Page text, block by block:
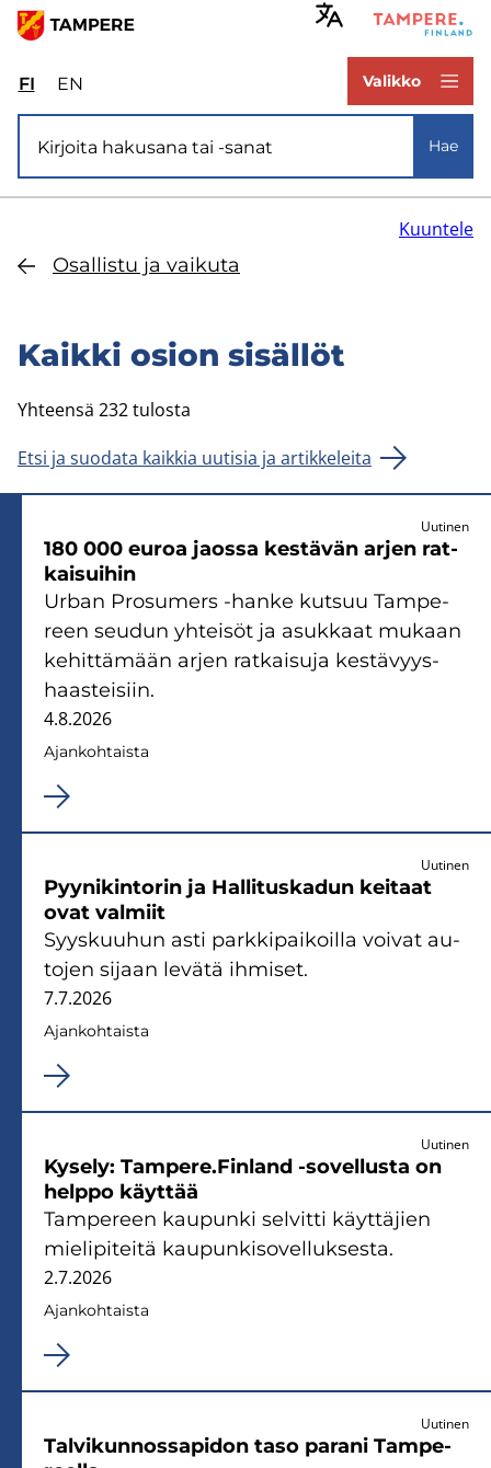
Hyppää
FIValitse
sivuston
kieli:
suomi
ENSelect
site
language:
Valikko
Hae
Osal­lis­tu ja vai­ku­ta
Kuuntele
Kaik­ki osion si­säl­löt
Yhteensä 232 tulosta
Etsi ja suodata kaikkia uutisia ja artikkeleita
Uutinen
180 000 euroa jaos­sa kes­tä­vän arjen rat­
kai­sui­hin
Urban Pro­su­mers -​hanke kut­suu Tam­pe­
reen seu­dun yh­tei­söt ja asuk­kaat mu­kaan
ke­hit­tä­mään arjen rat­kai­su­ja kes­tä­vyys­
haas­tei­siin.
4.8.2026
Ajan­koh­tais­ta
Uutinen
Pyy­ni­kin­to­rin ja Hal­li­tus­ka­dun kei­taat
ovat val­miit
Syys­kuu­hun asti park­ki­pai­koil­la voi­vat au­
to­jen si­jaan le­vä­tä ih­mi­set.
7.7.2026
Ajan­koh­tais­ta
Uutinen
Ky­se­ly: Tam­pe­re.Fin­land -​sovellusta on
help­po käyt­tää
Tam­pe­reen kau­pun­ki sel­vit­ti käyt­tä­jien
mie­li­pi­tei­tä kau­pun­ki­so­vel­luk­ses­ta.
2.7.2026
Ajan­koh­tais­ta
Uutinen
Tal­vi­kun­nos­sa­pi­don taso pa­ra­ni Tam­pe­